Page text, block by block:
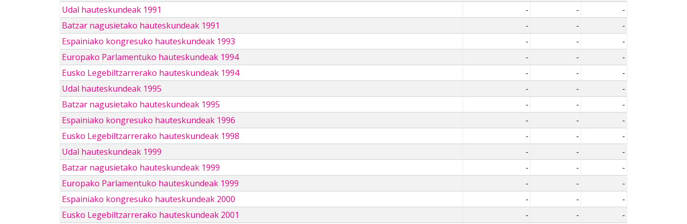
Udal hauteskundeak 1991
- -
-
Batzar nagusietako hauteskundeak 1991
- -
-
Espainiako kongresuko hauteskundeak 1993
- -
-
Europako Parlamentuko hauteskundeak 1994
- -
-
Eusko Legebiltzarrerako hauteskundeak 1994
- -
-
Udal hauteskundeak 1995
- -
-
Batzar nagusietako hauteskundeak 1995
- -
-
Espainiako kongresuko hauteskundeak 1996
- -
-
Eusko Legebiltzarrerako hauteskundeak 1998
- -
-
Udal hauteskundeak 1999
- -
-
Batzar nagusietako hauteskundeak 1999
- -
-
Europako Parlamentuko hauteskundeak 1999
- -
-
Espainiako kongresuko hauteskundeak 2000
- -
-
Eusko Legebiltzarrerako hauteskundeak 2001
- -
-